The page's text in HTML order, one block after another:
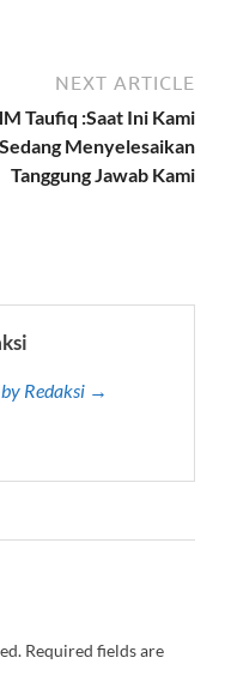
NEXT ARTICLE
Taufiq :Saat Ini Kami
Sedang Menyelesaikan
Tanggung Jawab Kami
Redaksi →
Required fields are